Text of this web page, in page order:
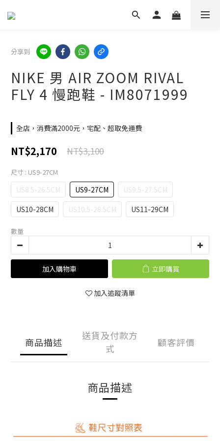
分享到
NIKE 男 AIR ZOOM RIVAL
FLY 4 慢跑鞋 - IM8071999
全店，消費滿2000元，宅配、超取免運費
NT$2,170 NT$3,100
尺寸 : US9-27CM
US8.5-26.5CM US9-27CM
US9.5-27.5CM
US10-28CM
US10.5-28.5CM US11-29CM
數量
加入購物車 立即購買
加入追蹤清單
商品描述
送貨及付款方
式
顧客評價
商品描述